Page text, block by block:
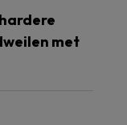
met